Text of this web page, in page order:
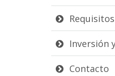
Inversión
Contacto